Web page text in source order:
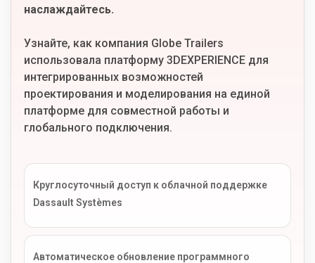
наслаждайтесь.
Узнайте, как компания Globe Trailers
использовала платформу 3DEXPERIENCE для
интегрированных возможностей
проектирования и моделирования на единой
платформе для совместной работы и
глобального подключения.
Круглосуточный доступ к облачной поддержке
Dassault Systèmes
Автоматическое обновление программного